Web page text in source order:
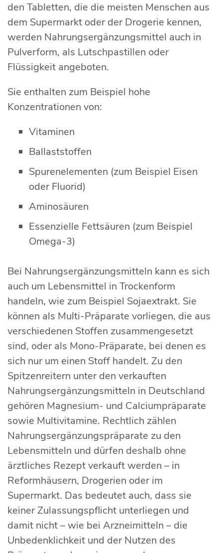
den Tabletten, die die meisten Menschen aus
dem Supermarkt oder der Drogerie kennen,
werden Nahrungsergänzungsmittel auch in
Pulverform, als Lutschpastillen oder
Flüssigkeit angeboten.
Sie enthalten zum Beispiel hohe
Konzentrationen von:
Vitaminen
Ballaststoffen
Spurenelementen (zum Beispiel Eisen
oder Fluorid)
Aminosäuren
Essenzielle Fettsäuren (zum Beispiel
Omega-3)
Bei Nahrungsergänzungsmitteln kann es sich
auch um Lebensmittel in Trockenform
handeln, wie zum Beispiel Sojaextrakt. Sie
können als Multi-Präparate vorliegen, die aus
verschiedenen Stoffen zusammengesetzt
sind, oder als Mono-Präparate, bei denen es
sich nur um einen Stoff handelt. Zu den
Spitzenreitern unter den verkauften
Nahrungsergänzungsmitteln in Deutschland
gehören Magnesium- und Calciumpräparate
sowie Multivitamine. Rechtlich zählen
Nahrungsergänzungspräparate zu den
Lebensmitteln und dürfen deshalb ohne
ärztliches Rezept verkauft werden – in
Reformhäusern, Drogerien oder im
Supermarkt. Das bedeutet auch, dass sie
keiner Zulassungspflicht unterliegen und
damit nicht – wie bei Arzneimitteln – die
Unbedenklichkeit und der Nutzen des